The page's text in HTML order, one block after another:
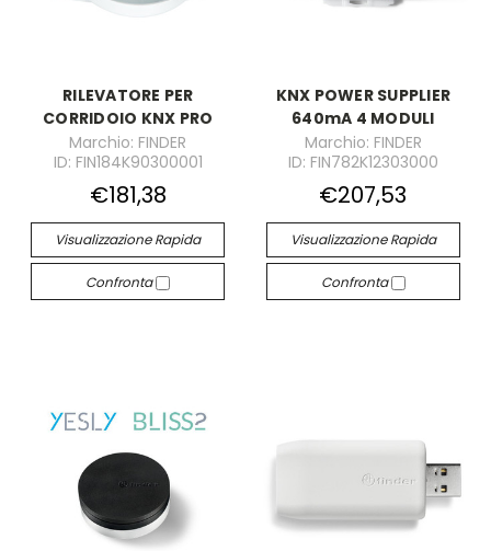
RILEVATORE PER
CORRIDOIO KNX PRO
Marchio: FINDER
ID: FIN184K90300001
€181,38
Visualizzazione Rapida
Confronta
KNX POWER SUPPLIER
640mA 4 MODULI
Marchio: FINDER
ID: FIN782K12303000
€207,53
Visualizzazione Rapida
Confronta